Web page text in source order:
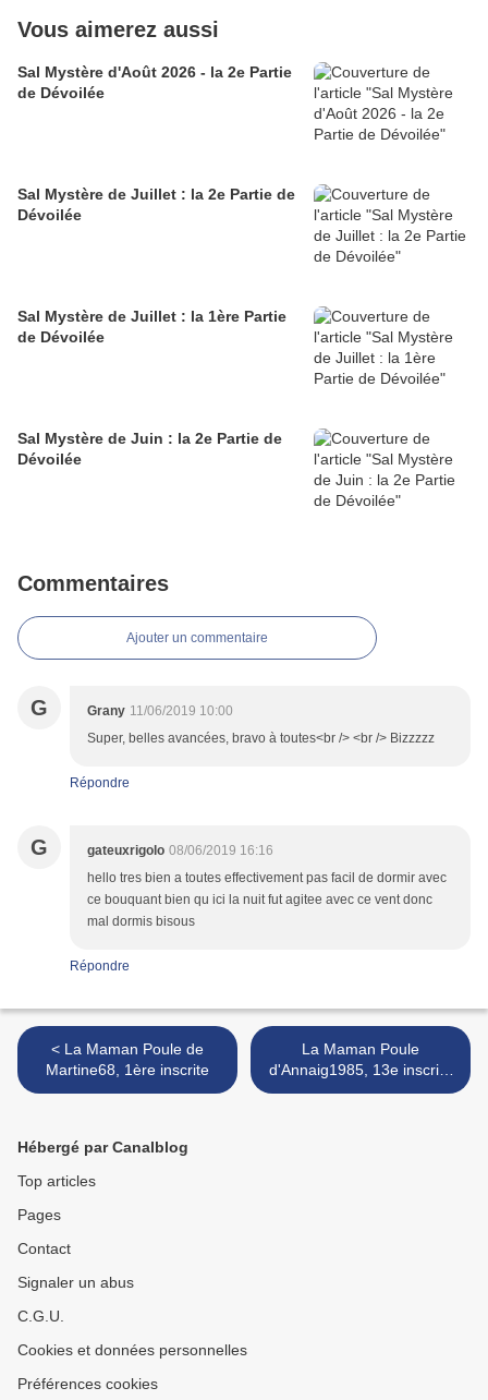
Vous aimerez aussi
Sal Mystère d'Août 2026 - la 2e Partie
de Dévoilée
Sal Mystère de Juillet : la 2e Partie de
Dévoilée
Sal Mystère de Juillet : la 1ère Partie
de Dévoilée
Sal Mystère de Juin : la 2e Partie de
Dévoilée
Commentaires
Ajouter un commentaire
G Grany 11/06/2019 10:00
Super, belles avancées, bravo à toutes<br /> <br /> Bizzzzz
Répondre
G gateuxrigolo 08/06/2019 16:16
hello tres bien a toutes effectivement pas facil de dormir avec
ce bouquant bien qu ici la nuit fut agitee avec ce vent donc
mal dormis bisous
Répondre
< La Maman Poule de
Martine68, 1ère inscrite
La Maman Poule
d'Annaig1985, 13e inscrite
>
Hébergé par Canalblog
Top articles
Pages
Contact
Signaler un abus
C.G.U.
Cookies et données personnelles
Préférences cookies